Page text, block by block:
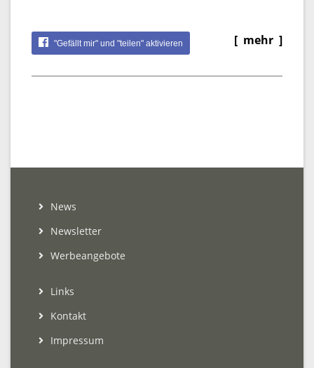
"Gefällt mir" und "teilen" aktivieren [ mehr ]
News
Newsletter
Werbeangebote
Links
Kontakt
Impressum